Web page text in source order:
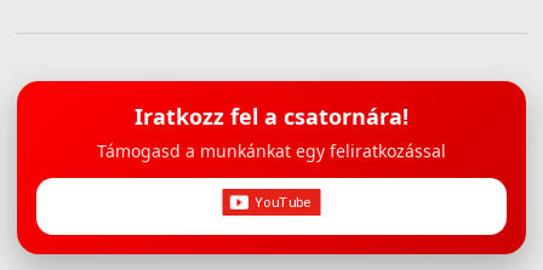
Iratkozz fel a csatornára!
Támogasd a munkánkat egy feliratkozással